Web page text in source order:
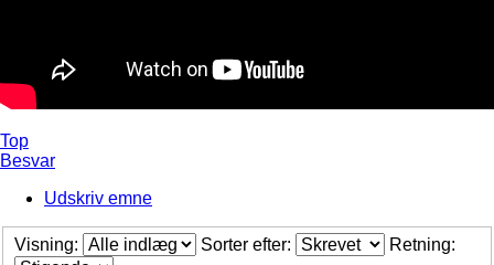
Top
Besvar
Udskriv emne
Visning: Sorter efter: Retning: